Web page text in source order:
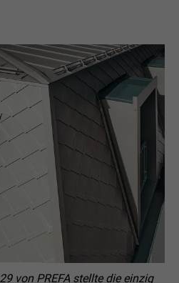
von PREFA stellte die einzig